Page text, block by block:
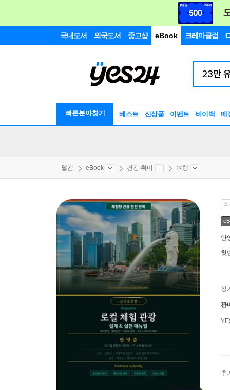
국내도서 외국도서 중고샵 eBook 크레마클럽
빠른분야찾기 베스트 신상품 이벤트 바이백 매
웰컴 eBook 건강 취미 여행
안
첫
정
판
추